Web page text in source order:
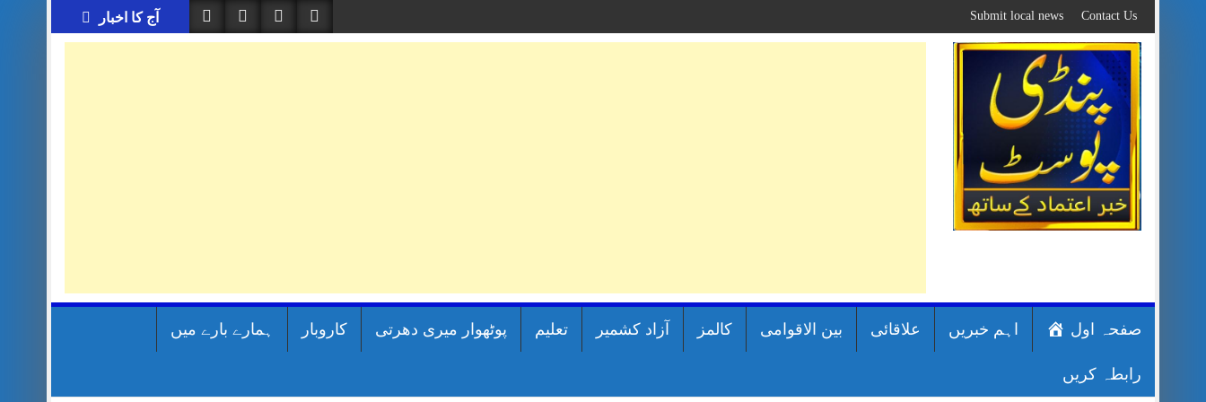
to
content
آج کا اخبار Contact Us
Submit local news
صفحہ اول اہم خبریں علاقائی بین الاقوامی کالمز آزاد کشمیر تعلیم پوٹھوار میری دھرتی کاروبار ہمارے بارے میں
رابطہ کریں